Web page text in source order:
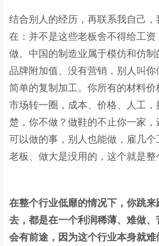
结合别人的经历，再联系我自己
在：并不是这些老板舍不得给工
做。中国的制造业属于模仿和仿
品牌附加值、没有营销，别人叫
简单的复制加工。你所有的材料
市场转一圈，成本、价格、人工
楚，你不做？做鞋的不止你一家
可以做的事，别人也能做，雇几
老板、做大是没用的，这个就是整
在整个行业低靡的情况下，你跳
去，都是在一个利润稀薄、难做
会有前途，因为这个行业本身就难